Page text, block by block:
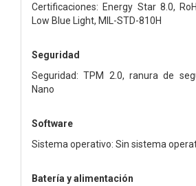
Certificaciones: Energy Star 8.0,
Low Blue Light, MIL-STD-810H
Seguridad
Seguridad: TPM 2.0, ranura de
Nano
Software
Sistema operativo: Sin sistema
Batería y alimentación